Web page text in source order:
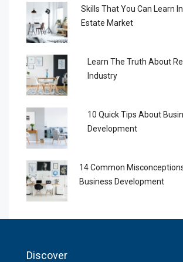
Skills That You Can Learn
Estate Market
Learn The Truth About
Industry
10 Quick Tips About
Development
14 Common
Business Development
Discover